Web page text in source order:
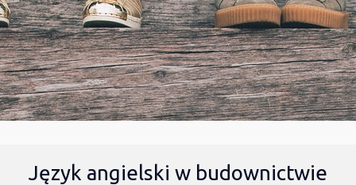
Język angielski w budownictwie